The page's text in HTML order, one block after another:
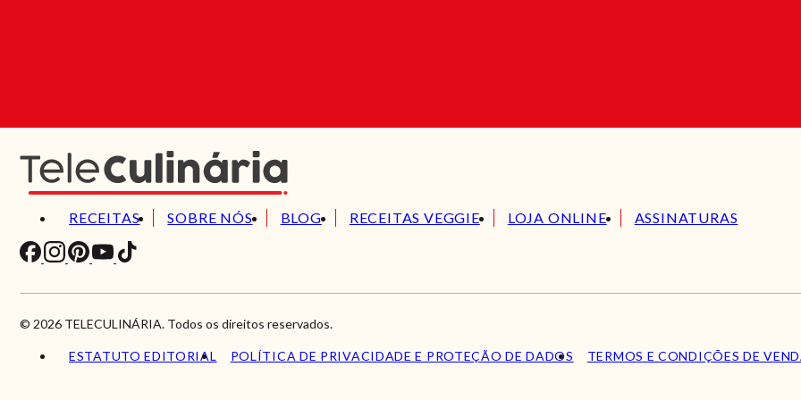
RECEITAS SOBRE NÓS BLOG RECEITAS VEGGIE LOJA ONLINE ASSINATURAS
© 2026 TELECULINÁRIA. Todos os direitos reservados.
ESTATUTO EDITORIAL POLÍTICA DE PRIVACIDADE E PROTEÇÃO DE DADOS TERMOS E CONDIÇÕES DE